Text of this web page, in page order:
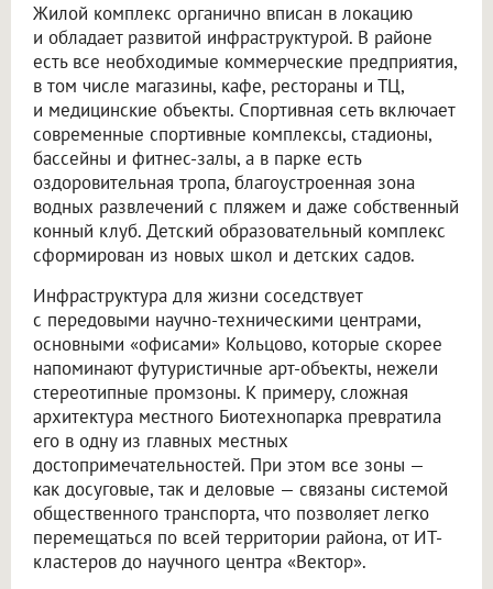
Жилой комплекс органично вписан в локацию
и обладает развитой инфраструктурой. В районе
есть все необходимые коммерческие предприятия,
в том числе магазины, кафе, рестораны и ТЦ,
и медицинские объекты. Спортивная сеть включает
современные спортивные комплексы, стадионы,
бассейны и фитнес-залы, а в парке есть
оздоровительная тропа, благоустроенная зона
водных развлечений с пляжем и даже собственный
конный клуб. Детский образовательный комплекс
сформирован из новых школ и детских садов.
Инфраструктура для жизни соседствует
с передовыми научно-техническими центрами,
основными «офисами» Кольцово, которые скорее
напоминают футуристичные арт-объекты, нежели
стереотипные промзоны. К примеру, сложная
архитектура местного Биотехнопарка превратила
его в одну из главных местных
достопримечательностей. При этом все зоны —
как досуговые, так и деловые — связаны системой
общественного транспорта, что позволяет легко
перемещаться по всей территории района, от ИТ-
кластеров до научного центра «Вектор».